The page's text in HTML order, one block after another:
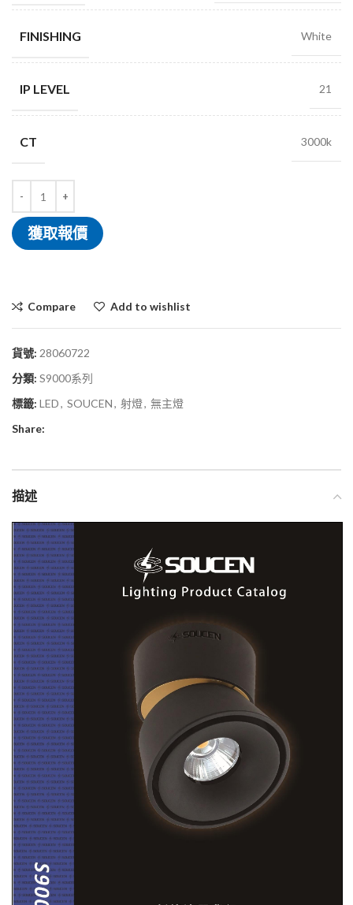
FINISHING White
IP LEVEL 21
CT 3000k
獲取報價
Compare Add to wishlist
貨號: 28060722
分類: S9000系列
標籤: LED, SOUCEN, 射燈, 無主燈
Share:
描述